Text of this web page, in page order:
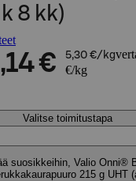
8 kk)
€ 5,30 €/kg
€/kg
Valitse toimitustapa
suosikkeihin, Valio Onni®
215 g UHT